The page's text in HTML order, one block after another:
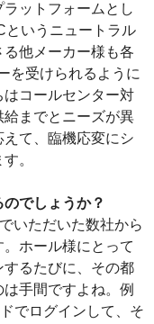
ットフォームとし
というニュートラル
他メーカー様も各
を受けられるように
コールセンター対
までとニーズが異
て、臨機応変にシ
。
でしょうか？
いただいた数社から
ホール様にとって
るたびに、その都
手間ですよね。例
でログインして、そ